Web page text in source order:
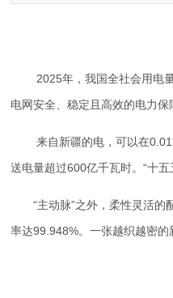
2025年，我国全社会用电
电网安全、稳定且高效的电力保
来自新疆的电，可以在0.01
送电量超过600亿千瓦时。“十
“主动脉”之外，柔性灵活的
率达99.948%。一张越织越密